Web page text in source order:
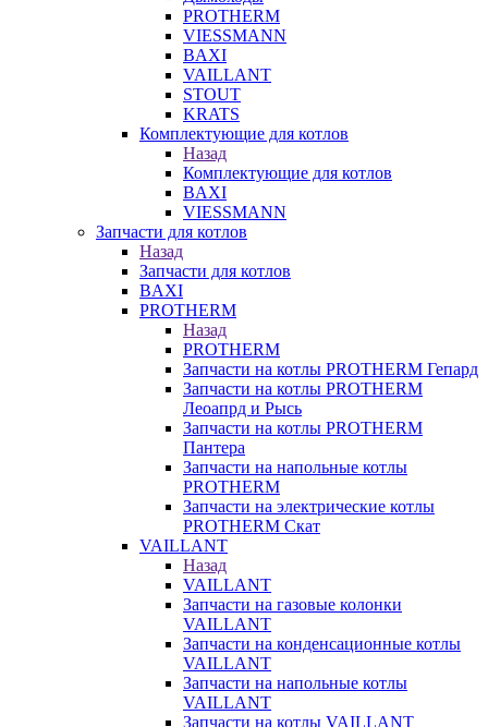
PROTHERM
VIESSMANN
BAXI
VAILLANT
STOUT
KRATS
Комплектующие для котлов
Назад
Комплектующие для котлов
BAXI
VIESSMANN
Запчасти для котлов
Назад
Запчасти для котлов
BAXI
PROTHERM
Назад
PROTHERM
Запчасти на котлы PROTHERM Гепард
Запчасти на котлы PROTHERM
Леоапрд и Рысь
Запчасти на котлы PROTHERM
Пантера
Запчасти на напольные котлы
PROTHERM
Запчасти на электрические котлы
PROTHERM Скат
VAILLANT
Назад
VAILLANT
Запчасти на газовые колонки
VAILLANT
Запчасти на конденсационные котлы
VAILLANT
Запчасти на напольные котлы
VAILLANT
Запчасти на котлы VAILLANT